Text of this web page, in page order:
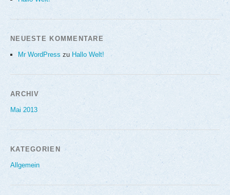
NEUESTE KOMMENTARE
Mr WordPress zu Hallo Welt!
ARCHIV
Mai 2013
KATEGORIEN
Allgemein